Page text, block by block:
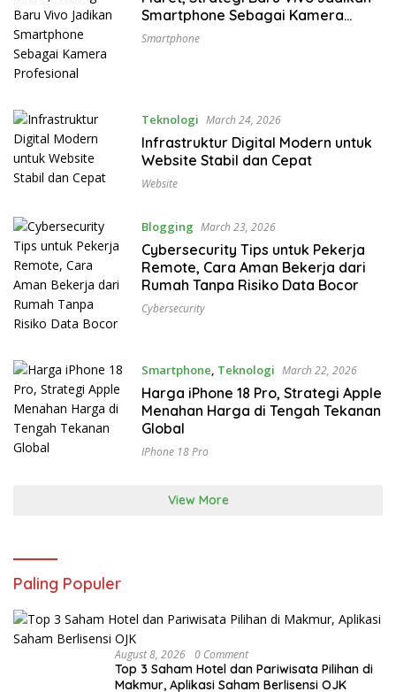
Smartphone Sebagai Kamera
Profesional
Smartphone
Teknologi March 24, 2026
Infrastruktur Digital Modern untuk
Website Stabil dan Cepat
Website
Blogging March 23, 2026
Cybersecurity Tips untuk Pekerja
Remote, Cara Aman Bekerja dari
Rumah Tanpa Risiko Data Bocor
Cybersecurity
Smartphone, Teknologi March 22, 2026
Harga iPhone 18 Pro, Strategi Apple
Menahan Harga di Tengah Tekanan
Global
IPhone 18 Pro
View More
Paling Populer
August 8, 2026 0 Comment
Top 3 Saham Hotel dan Pariwisata Pilihan di
Makmur, Aplikasi Saham Berlisensi OJK